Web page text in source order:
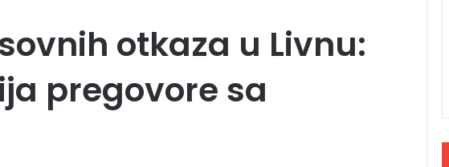
otkaza u Livnu:
pregovore sa